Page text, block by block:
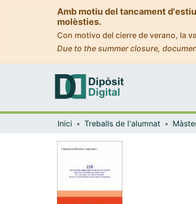
Amb motiu del tancament
molèsties.
Con motivo del cierre de verano, la
Due to the summer closure,
Inici Treballs de l'alumnat